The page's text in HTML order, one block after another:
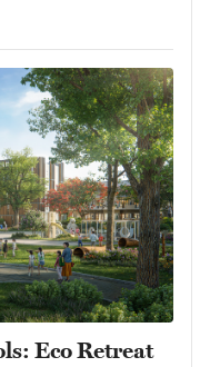
Eco Retreat